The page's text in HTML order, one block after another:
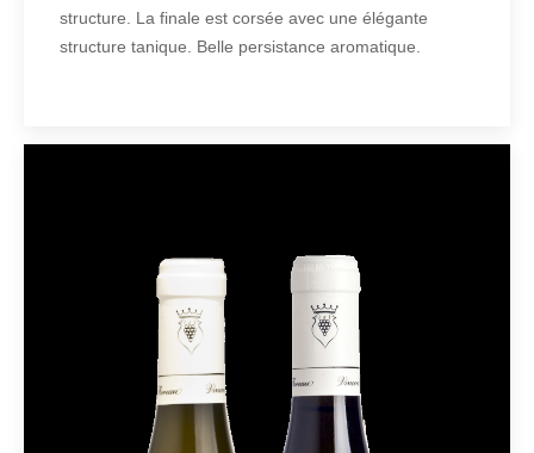
structure. La finale est corsée avec une élégante
structure tanique. Belle persistance aromatique.